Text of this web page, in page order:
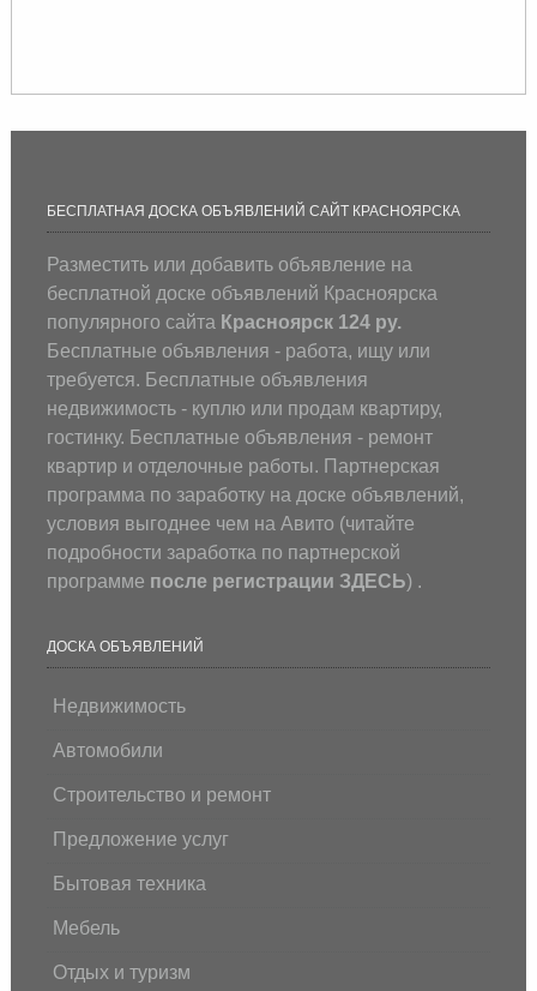
БЕСПЛАТНАЯ ДОСКА ОБЪЯВЛЕНИЙ САЙТ КРАСНОЯРСКА
Разместить или добавить объявление на
бесплатной доске объявлений Красноярска
популярного сайта Красноярск 124 ру.
Бесплатные объявления - работа, ищу или
требуется. Бесплатные объявления
недвижимость - куплю или продам квартиру,
гостинку. Бесплатные объявления - ремонт
квартир и отделочные работы. Партнерская
программа по заработку на доске объявлений,
условия выгоднее чем на Авито (читайте
подробности заработка по партнерской
программе после регистрации ЗДЕСЬ) .
ДОСКА ОБЪЯВЛЕНИЙ
Недвижимость
Автомобили
Строительство и ремонт
Предложение услуг
Бытовая техника
Мебель
Отдых и туризм